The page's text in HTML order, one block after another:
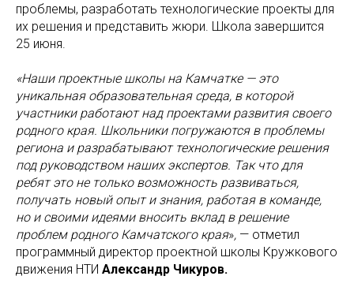
проблемы, разработать технологические проекты для
их решения и представить жюри. Школа завершится
25 июня.
«Наши проектные школы на Камчатке — это
уникальная образовательная среда, в которой
участники работают над проектами развития своего
родного края. Школьники погружаются в проблемы
региона и разрабатывают технологические решения
под руководством наших экспертов. Так что для
ребят это не только возможность развиваться,
получать новый опыт и знания, работая в команде,
но и своими идеями вносить вклад в решение
проблем родного Камчатского края», — отметил
программный директор проектной школы Кружкового
движения НТИ Александр Чикуров.